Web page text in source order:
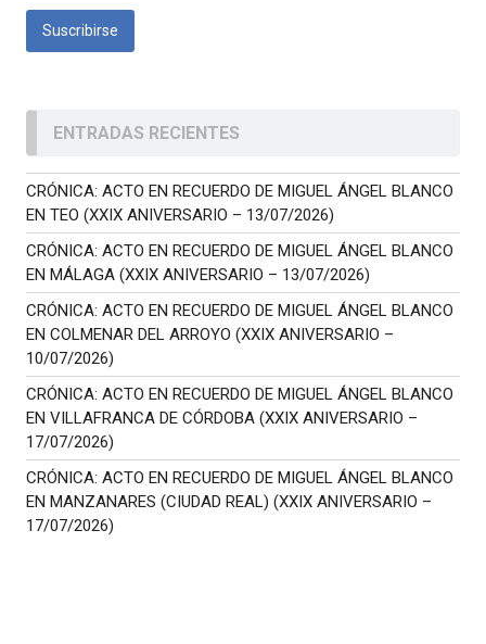
ENTRADAS RECIENTES
CRÓNICA: ACTO EN RECUERDO DE MIGUEL ÁNGEL BLANCO
EN TEO (XXIX ANIVERSARIO – 13/07/2026)
CRÓNICA: ACTO EN RECUERDO DE MIGUEL ÁNGEL BLANCO
EN MÁLAGA (XXIX ANIVERSARIO – 13/07/2026)
CRÓNICA: ACTO EN RECUERDO DE MIGUEL ÁNGEL BLANCO
EN COLMENAR DEL ARROYO (XXIX ANIVERSARIO –
10/07/2026)
CRÓNICA: ACTO EN RECUERDO DE MIGUEL ÁNGEL BLANCO
EN VILLAFRANCA DE CÓRDOBA (XXIX ANIVERSARIO –
17/07/2026)
CRÓNICA: ACTO EN RECUERDO DE MIGUEL ÁNGEL BLANCO
EN MANZANARES (CIUDAD REAL) (XXIX ANIVERSARIO –
17/07/2026)